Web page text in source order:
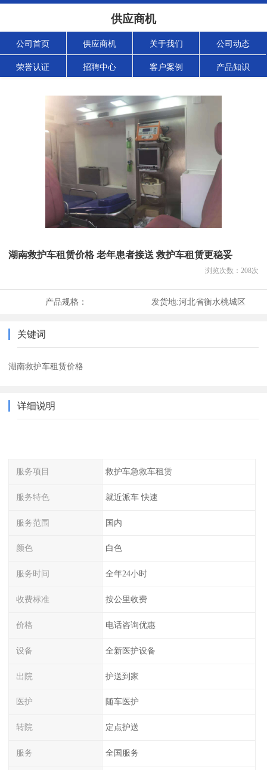
供应商机
公司首页 供应商机 关于我们 公司动态
荣誉认证 招聘中心 客户案例 产品知识
湖南救护车租赁价格 老年患者接送 救护车租赁更稳妥
浏览次数： 208次
产品规格： 发货地:河北省衡水桃城区
关键词
湖南救护车租赁价格
详细说明
服务项目 救护车急救车租赁
服务特色 就近派车 快速
服务范围 国内
颜色 白色
服务时间 全年24小时
收费标准 按公里收费
价格 电话咨询优惠
设备 全新医护设备
出院 护送到家
医护 随车医护
转院 定点护送
服务 全国服务